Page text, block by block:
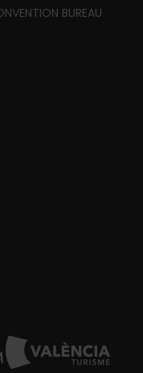
BUREAU